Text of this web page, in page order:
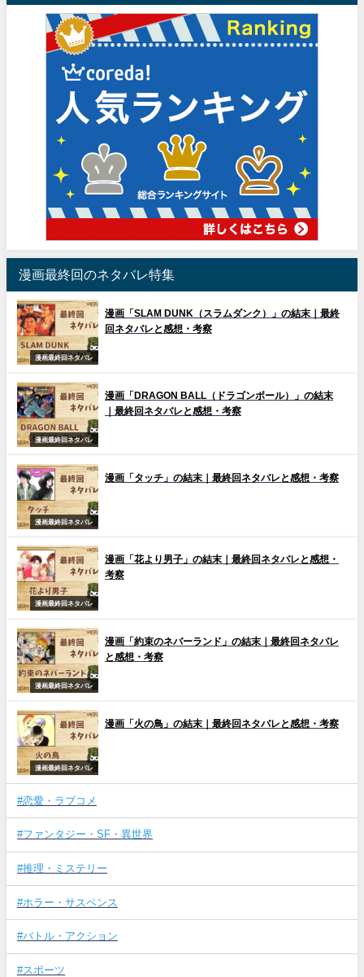
漫画最終回のネタバレ特集
漫画最終回ネタバレ
漫画「SLAM DUNK（スラムダンク）」の結末｜最終
回ネタバレと感想・考察
漫画最終回ネタバレ
漫画「DRAGON BALL（ドラゴンボール）」の結末
｜最終回ネタバレと感想・考察
漫画最終回ネタバレ
漫画「タッチ」の結末｜最終回ネタバレと感想・考察
漫画最終回ネタバレ
漫画「花より男子」の結末｜最終回ネタバレと感想・
考察
漫画最終回ネタバレ
漫画「約束のネバーランド」の結末｜最終回ネタバレ
と感想・考察
漫画最終回ネタバレ
漫画「火の鳥」の結末｜最終回ネタバレと感想・考察
#恋愛・ラブコメ
#ファンタジー・SF・異世界
#推理・ミステリー
#ホラー・サスペンス
#バトル・アクション
#スポーツ